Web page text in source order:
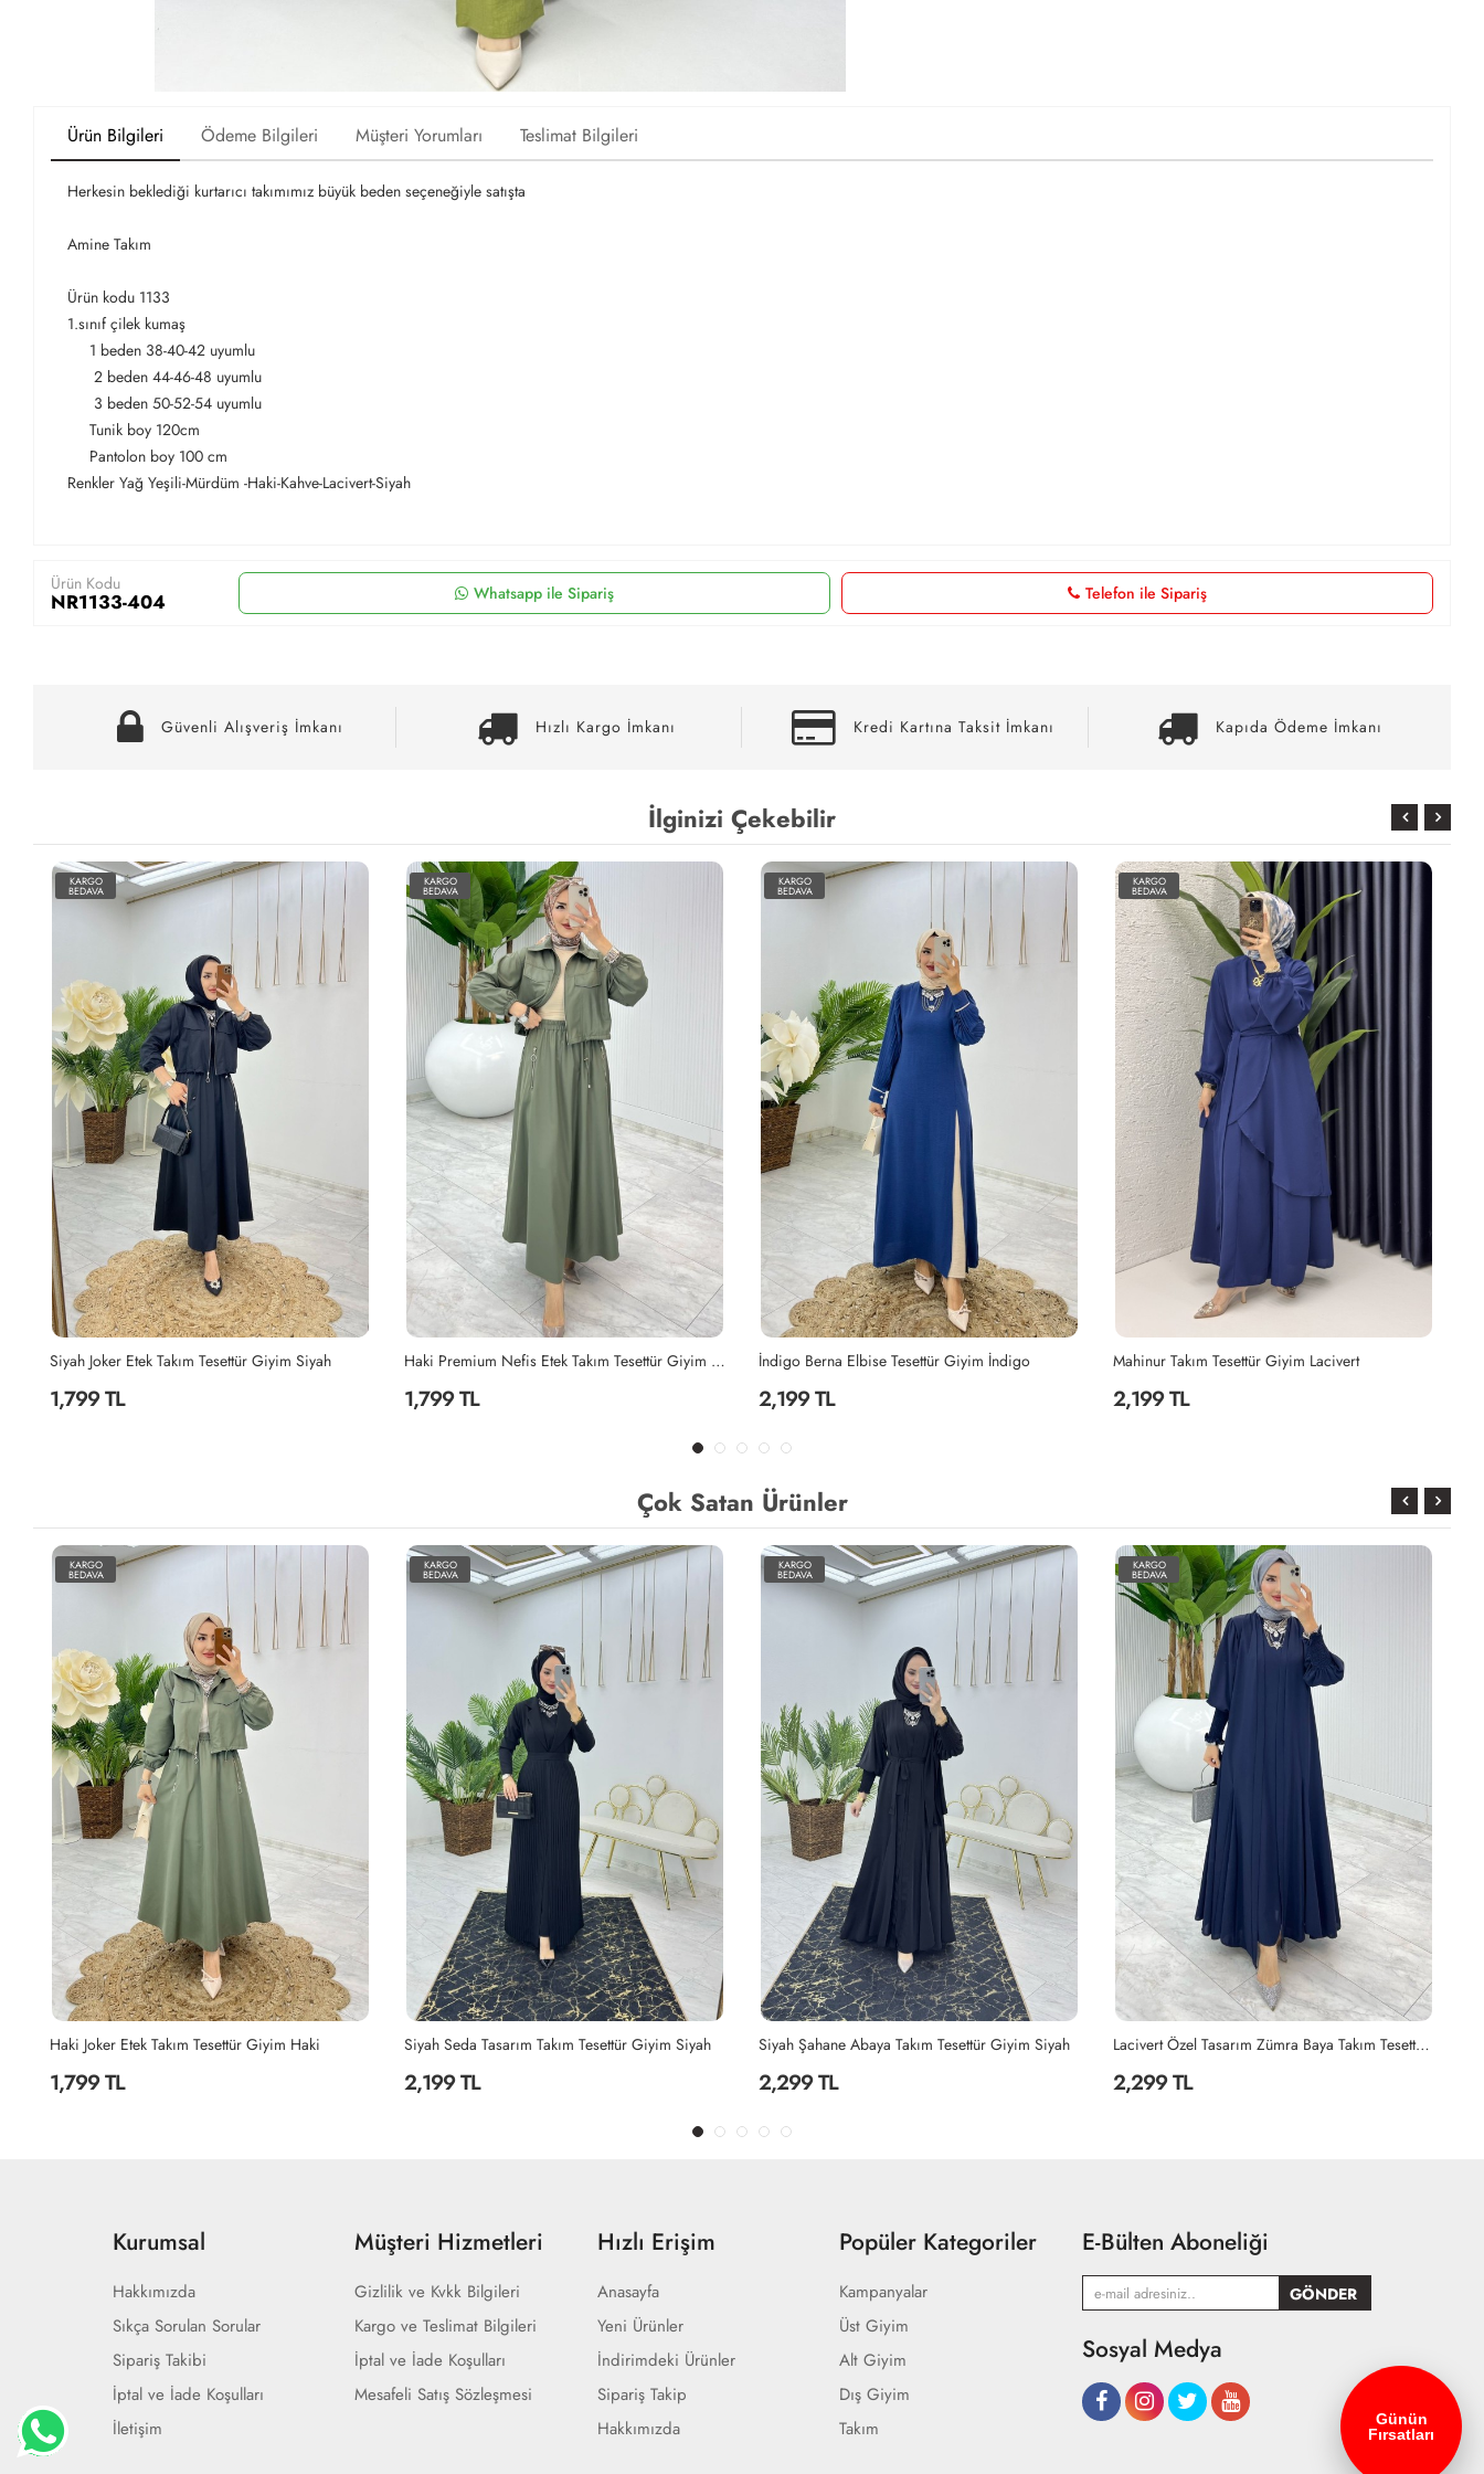
Ürün Bilgileri Ödeme Bilgileri Müşteri Yorumları Teslimat Bilgileri
Herkesin beklediği kurtarıcı takımımız büyük beden seçeneğiyle satışta
Amine Takım
Ürün kodu 1133
1.sınıf çilek kumaş
1 beden 38-40-42 uyumlu
2 beden 44-46-48 uyumlu
3 beden 50-52-54 uyumlu
Tunik boy 120cm
Pantolon boy 100 cm
Renkler Yağ Yeşili-Mürdüm -Haki-Kahve-Lacivert-Siyah
Ürün Kodu
NR1133-404 Whatsapp ile Sipariş Telefon ile Sipariş
Güvenli Alışveriş İmkanı Hızlı Kargo İmkanı Kredi Kartına Taksit İmkanı Kapıda Ödeme İmkanı
İlginizi Çekebilir
KARGO
BEDAVA
Siyah Joker Etek Takım Tesettür Giyim Siyah
1,799 TL
KARGO
BEDAVA
Haki Premium Nefis Etek Takım Tesettür Giyim Haki
1,799 TL
KARGO
BEDAVA
İndigo Berna Elbise Tesettür Giyim İndigo
2,199 TL
KARGO
BEDAVA
Mahinur Takım Tesettür Giyim Lacivert
2,199 TL
Çok Satan Ürünler
KARGO
BEDAVA
Haki Joker Etek Takım Tesettür Giyim Haki
1,799 TL
KARGO
BEDAVA
Siyah Seda Tasarım Takım Tesettür Giyim Siyah
2,199 TL
KARGO
BEDAVA
Siyah Şahane Abaya Takım Tesettür Giyim Siyah
2,299 TL
KARGO
BEDAVA
Lacivert Özel Tasarım Zümra Baya Takım Tesettür Giyim Lacivert
2,299 TL
Kurumsal
Hakkımızda
Sıkça Sorulan Sorular
Sipariş Takibi
İptal ve İade Koşulları
İletişim
Müşteri Hizmetleri
Gizlilik ve Kvkk Bilgileri
Kargo ve Teslimat Bilgileri
İptal ve İade Koşulları
Mesafeli Satış Sözleşmesi
Hızlı Erişim
Anasayfa
Yeni Ürünler
İndirimdeki Ürünler
Sipariş Takip
Hakkımızda
Popüler Kategoriler
Kampanyalar
Üst Giyim
Alt Giyim
Dış Giyim
Takım
E-Bülten Aboneliği
Sosyal Medya
Günün
Fırsatları